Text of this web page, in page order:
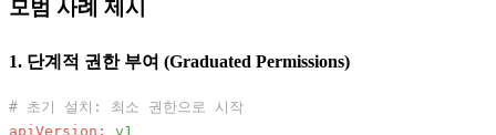
모범 사례 제시
1. 단계적 권한 부여 (Graduated Permissions)
# 초기 설치: 최소 권한으로 시작
apiVersion:
v1